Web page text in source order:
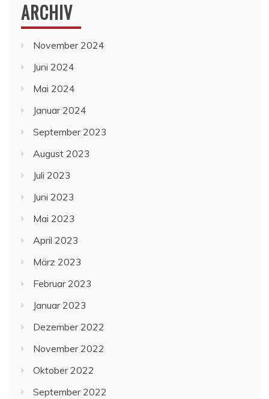
ARCHIV
November 2024
Juni 2024
Mai 2024
Januar 2024
September 2023
August 2023
Juli 2023
Juni 2023
Mai 2023
April 2023
März 2023
Februar 2023
Januar 2023
Dezember 2022
November 2022
Oktober 2022
September 2022